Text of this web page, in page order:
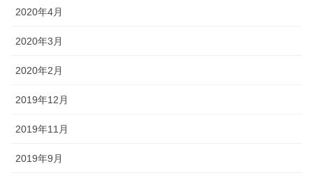
2020年4月
2020年3月
2020年2月
2019年12月
2019年11月
2019年9月